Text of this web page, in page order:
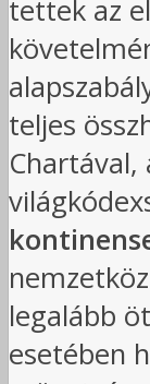
tettek az
teljes
Chartával,
legalább
esetében